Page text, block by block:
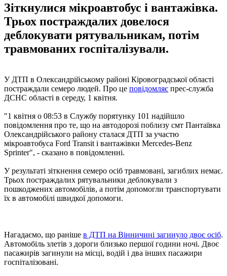
Зіткнулися мікроавтобус і вантажівка.
Трьох постраждалих довелося
деблокувати рятувальникам, потім
травмованих госпіталізували.
У ДТП в Олександрійському районі Кіровоградської області
постраждали семеро людей. Про це повідомляє прес-служба
ДСНС області в середу, 1 квітня.
"1 квітня о 08:53 в Службу порятунку 101 надійшло
повідомлення про те, що на автодорозі поблизу смт Пантаївка
Олександрійського району сталася ДТП за участю
мікроавтобуса Ford Transit і вантажівки Mercedes-Benz
Sprinter", - сказано в повідомленні.
У результаті зіткнення семеро осіб травмовані, загиблих немає.
Трьох постраждалих рятувальники деблокували з
пошкоджених автомобілів, а потім допомогли транспортувати
їх в автомобілі швидкої допомоги.
Нагадаємо, що раніше в ДТП на Вінничині загинуло двоє осіб.
Автомобіль злетів з дороги близько першої години ночі. Двоє
пасажирів загинули на місці, водій і два інших пасажири
госпіталізовані.